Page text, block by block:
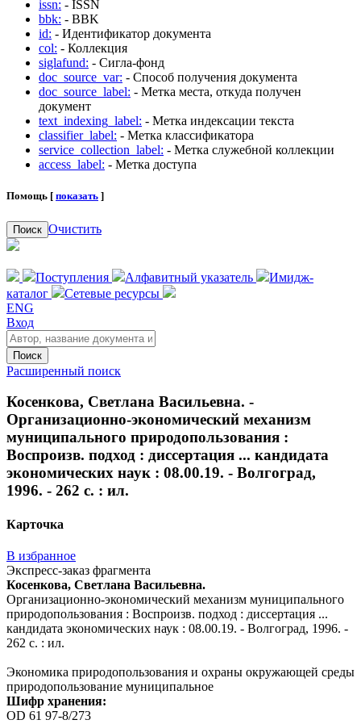
issn: - ISSN
bbk: - BBK
id: - Идентификатор документа
col: - Коллекция
siglafund: - Сигла-фонд
doc_source_var: - Способ получения документа
doc_source_label: - Метка места, откуда получен
документ
text_indexing_label: - Метка индексации текста
classifier_label: - Метка классификатора
service_collection_label: - Метка служебной коллекции
access_label: - Метка доступа
Помощь [ показать ]
Поиск Очистить
Поступления Алфавитный указатель
Имидж-
каталог
Сетевые ресурсы
ENG
Вход
Поиск
Расширенный поиск
Косенкова, Светлана Васильевна. -
Организационно-экономический механизм
муниципального природопользования :
Воспроизв. подход : диссертация ... кандидата
экономических наук : 08.00.19. - Волгоград,
1996. - 262 с. : ил.
Карточка
В избранное
Экспресс-заказ фрагмента
Косенкова, Светлана Васильевна.
Организационно-экономический механизм муниципального
природопользования : Воспроизв. подход : диссертация ...
кандидата экономических наук : 08.00.19. - Волгоград, 1996. -
262 с. : ил.
Экономика природопользования и охраны окружающей среды
природопользование муниципальное
Шифр хранения:
OD 61 97-8/273